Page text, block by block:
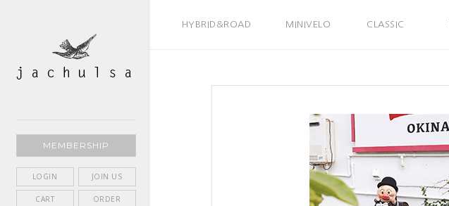
HYBRID&ROAD MINIVELO CLASSIC
MEMBERSHIP
LOGIN JOIN US
CART ORDER